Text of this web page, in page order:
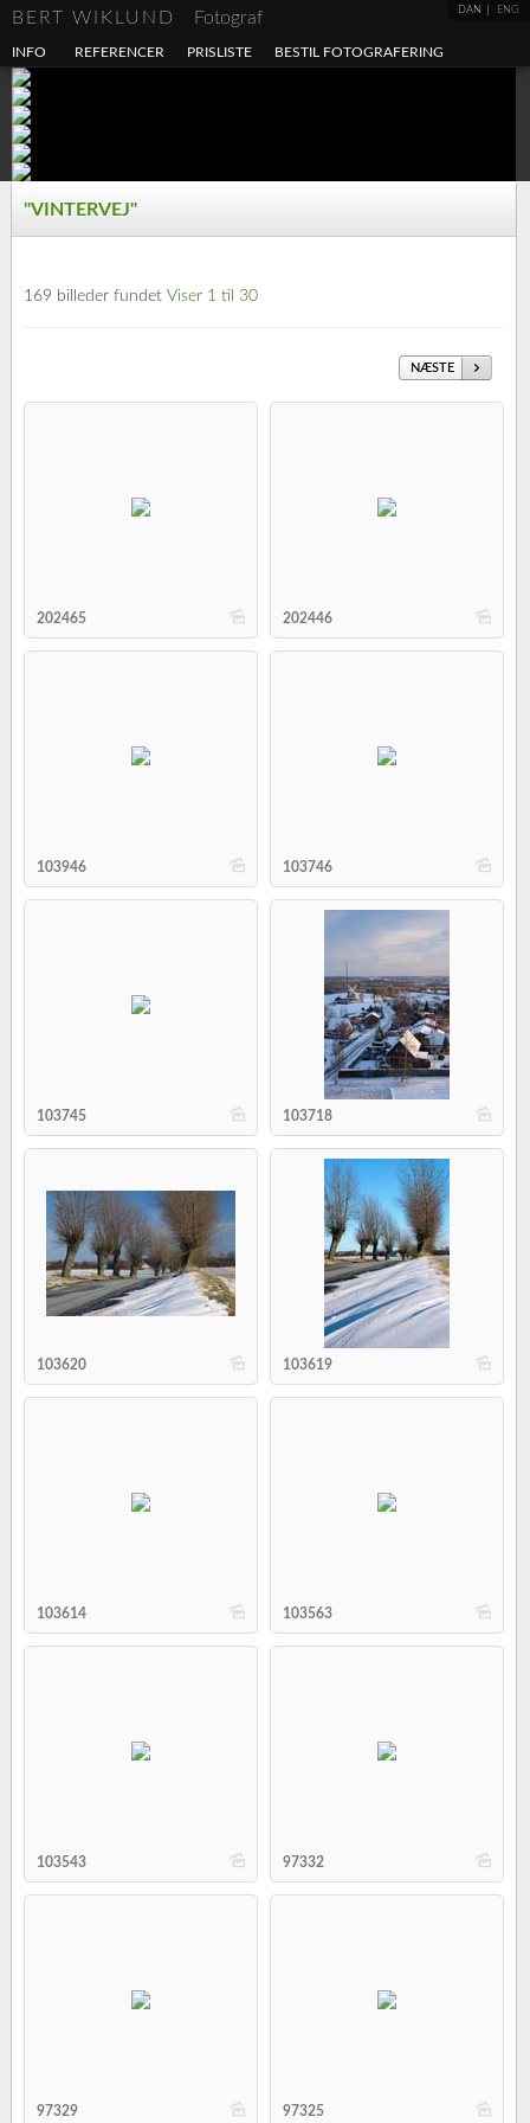
DAN ENG
BERT WIKLUND Fotograf
INFO REFERENCER PRISLISTE BESTIL FOTOGRAFERING
"VINTERVEJ"
169 billeder fundet Viser 1 til 30
NÆSTE
b
202465 b
202446
b
103946 b
103746
b
103745 b
103718
b
103620 b
103619
b
103614 b
103563
b
103543 b
97332
b
97329 b
97325